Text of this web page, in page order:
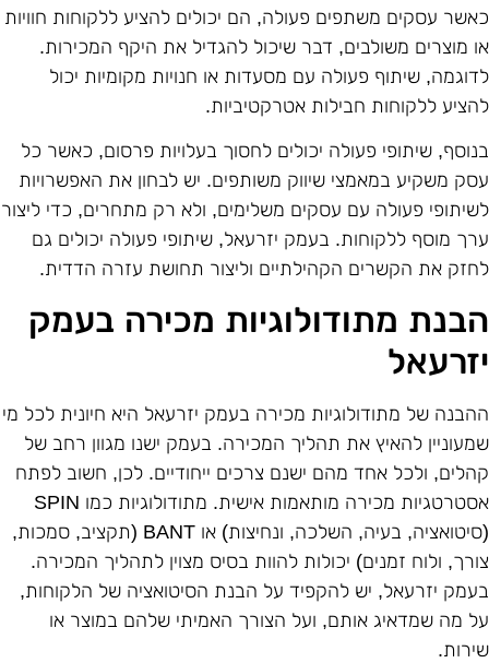
עסקים משתפים פעולה, הם יכולים להציע ללקוחות חוויות
מוצרים משולבים, דבר שיכול להגדיל את היקף המכירות.
שיתוף פעולה עם מסעדות או חנויות מקומיות יכול
ללקוחות חבילות אטרקטיביות.
שיתופי פעולה יכולים לחסוך בעלויות פרסום, כאשר כל
משקיע במאמצי שיווק משותפים. יש לבחון את האפשרויות
פעולה עם עסקים משלימים, ולא רק מתחרים, כדי ליצור
מוסף ללקוחות. בעמק יזרעאל, שיתופי פעולה יכולים גם
את הקשרים הקהילתיים וליצור תחושת עזרה הדדית.
מתודולוגיות מכירה בעמק
של מתודולוגיות מכירה בעמק יזרעאל היא חיונית לכל מי
להאיץ את תהליך המכירה. בעמק ישנו מגוון רחב של
ולכל אחד מהם ישנם צרכים ייחודיים. לכן, חשוב לפתח
אסטרטגיות מכירה מותאמות אישית. מתודולוגיות כמו SPIN
(סיטואציה, בעיה, השלכה, ונחיצות) או BANT (תקציב, סמכות,
ולוח זמנים) יכולות להוות בסיס מצוין לתהליך המכירה.
יזרעאל, יש להקפיד על הבנת הסיטואציה של הלקוחות,
מה שמדאיג אותם, ועל הצורך האמיתי שלהם במוצר או